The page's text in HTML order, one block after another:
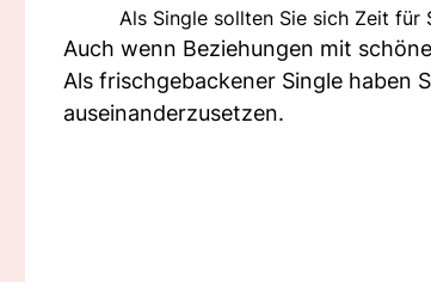
Als Single sollten Sie sich Zeit
Auch wenn Beziehungen mit
Als frischgebackener Single haben
auseinanderzusetzen.